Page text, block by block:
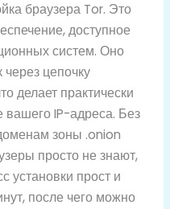
браузера Tor. Это
доступное
систем. Оно
цепочку
делает практически
IP-адреса. Без
зоны .onion
просто не знают,
установки прост и
после чего можно